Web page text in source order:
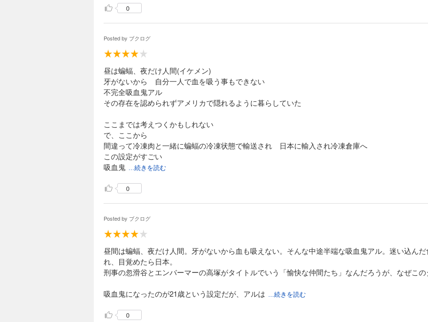
0
Posted by ブクログ
昼は蝙蝠、夜だけ人間(イケメン)
牙がないから 自分一人で血を吸う事もできない
不完全吸血鬼アル
その存在を認められずアメリカで隠れるように暮らしていた
ここまでは考えつくかもしれない
で、ここから
間違って冷凍肉と一緒に蝙蝠の冷凍状態で輸送され 日本に輸入され冷凍倉庫へ
この設定がすごい
吸血鬼 ...続きを読む
0
Posted by ブクログ
昼間は蝙蝠、夜だけ人間。牙がないから血も吸えない。そんな中途半端な吸血鬼アル。迷い込ん
れ、目覚めたら日本。
刑事の忽滑谷とエンバーマーの高塚がタイトルでいう「愉快な仲間たち」なんだろうが、なぜこの
吸血鬼になったのが21歳という設定だが、アルは ...続きを読む
0